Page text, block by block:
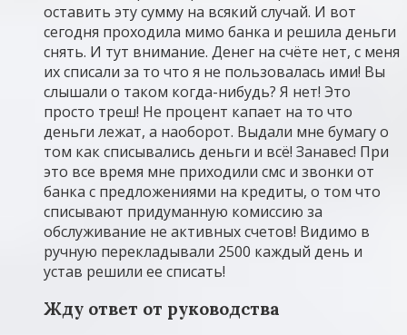
оставить эту сумму на всякий случай. И вот
сегодня проходила мимо банка и решила деньги
снять. И тут внимание. Денег на счёте нет, с меня
их списали за то что я не пользовалась ими! Вы
слышали о таком когда-нибудь? Я нет! Это
просто треш! Не процент капает на то что
деньги лежат, а наоборот. Выдали мне бумагу о
том как списывались деньги и всё! Занавес! При
это все время мне приходили смс и звонки от
банка с предложениями на кредиты, о том что
списывают придуманную комиссию за
обслуживание не активных счетов! Видимо в
ручную перекладывали 2500 каждый день и
устав решили ее списать!
Жду ответ от руководства